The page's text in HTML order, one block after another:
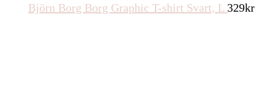
Björn Borg Borg Graphic T-shirt Svart, L 329kr